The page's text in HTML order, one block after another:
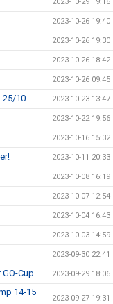
2023-10-29 19:16
2023-10-26 19:40
2023-10-26 19:30
2023-10-26 18:42
2023-10-26 09:45
25/10. 2023-10-23 13:47
2023-10-22 19:56
2023-10-16 15:32
2023-10-11 20:33
2023-10-08 16:19
2023-10-07 12:54
2023-10-04 16:43
2023-10-03 14:59
2023-09-30 22:41
Cup 2023-09-29 18:06
14-15
2023-09-27 19:31